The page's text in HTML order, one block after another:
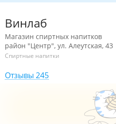
Винлаб
Магазин спиртных напитков
район "Центр", ул. Алеутская, 43
Спиртные напитки
Отзывы 245